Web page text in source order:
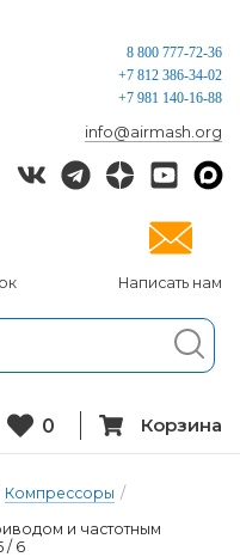
Написать нам
8 800 777-72-36
+7 812 386-34-02
+7 981 140-16-88
info@airmash.org
0 Корзина
Компрессоры /
и частотным
/ 6